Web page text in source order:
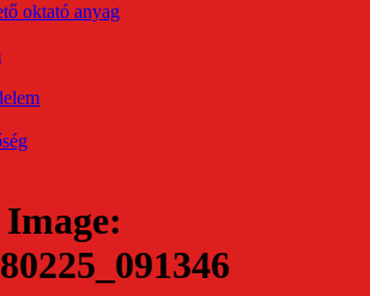
oktató anyag